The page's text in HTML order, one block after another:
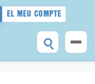
EL MEU COMPTE